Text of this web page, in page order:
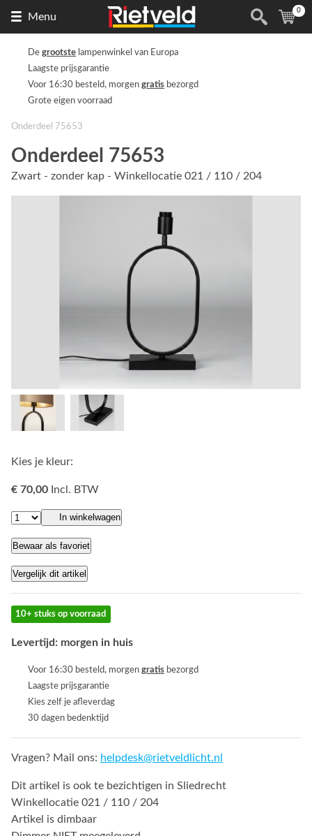
Menu
de
(
0
De grootste lampenwinkel van Europa
Laagste prijsgarantie
Voor 16:30 besteld, morgen gratis bezorgd
Grote eigen voorraad
Onderdeel 75653
Onderdeel 75653
Zwart - zonder kap - Winkellocatie 021 / 110 / 204
Kies je kleur:
€ 70,00 Incl. BTW
In winkelwagen
Bewaar als favoriet
Vergelijk dit artikel
10+ stuks op voorraad
Levertijd: morgen in huis
Voor 16:30 besteld, morgen gratis bezorgd
Laagste prijsgarantie
Kies zelf je afleverdag
30 dagen bedenktijd
Vragen? Mail ons: helpdesk@rietveldlicht.nl
Dit artikel is ook te bezichtigen in Sliedrecht
Winkellocatie 021 / 110 / 204
Artikel is dimbaar